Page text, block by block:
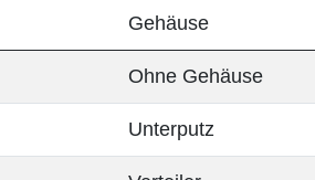
Gehäuse
Ohne Gehäuse
Unterputz